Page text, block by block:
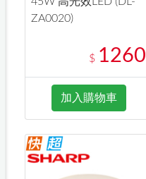
ZA0020)
$ 1260
加入購物車